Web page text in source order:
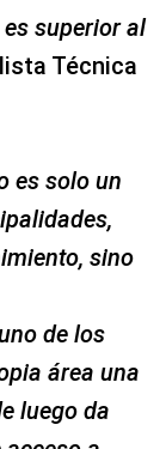
superior al
Técnica
es solo un
sino
de los
área una
luego da